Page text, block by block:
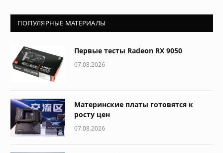
ПОПУЛЯРНЫЕ МАТЕРИАЛЫ
Первые тесты Radeon RX 9050
07.08.2026
Материнские платы готовятся к
росту цен
07.08.2026